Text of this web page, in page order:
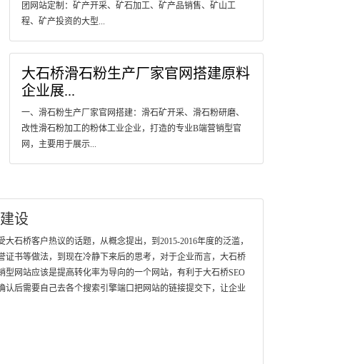
团网站定制：矿产开采、矿石加工、矿产品销售、矿山工
程、矿产投资的大型...
大石桥滑石粉生产厂家官网搭建原料
企业展...
一、滑石粉生产厂家官网搭建：滑石矿开采、滑石粉研磨、
改性滑石粉加工的粉体工业企业，打造的专业B端营销型官
网，主要用于展示...
设
石桥客户热议的话题，从概念提出，到2015-2016年度的泛滥，
证书等做法，到现在冷静下来后的思考，对于企业而言，大石桥
型网站应该是提高转化率为导向的一个网站，有利于大石桥SEO
认后需要自己去各个搜索引擎端口把网站的链接提交下，让企业